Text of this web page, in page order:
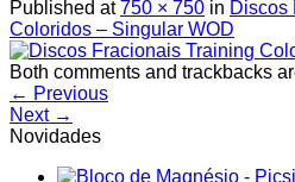
Published at750 × 750 in Discos
Coloridos – Singular WOD
Both comments and trackbacks
← Previous
Next →
Novidades